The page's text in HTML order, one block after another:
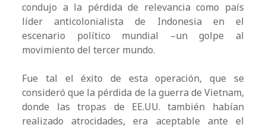
condujo a la pérdida de relevancia como país
líder anticolonialista de Indonesia en el
escenario político mundial –un golpe al
movimiento del tercer mundo.
Fue tal el éxito de esta operación, que se
consideró que la pérdida de la guerra de Vietnam,
donde las tropas de EE.UU. también habían
realizado atrocidades, era aceptable ante el